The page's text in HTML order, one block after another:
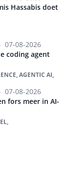
Hassabis doet
07-08-2026
coding agent
AGENTIC AI,
07-08-2026
fors meer in AI-